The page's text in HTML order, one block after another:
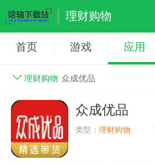
理财购物
首页 游戏 应用
理财购物 众成优品
众成优品
类型：理财购物